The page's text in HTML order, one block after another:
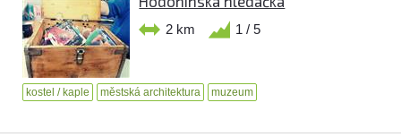
2 km 1 / 5
kostel / kaple městská architektura muzeum